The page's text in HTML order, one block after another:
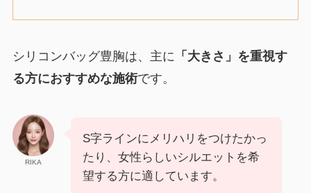
シリコンバッグ豊胸は、主に 「大きさ」を重視す
る方におすすめな施術です。
RIKA
S字ラインにメリハリをつけたかっ
たり、女性らしいシルエットを希
望する方に適しています。